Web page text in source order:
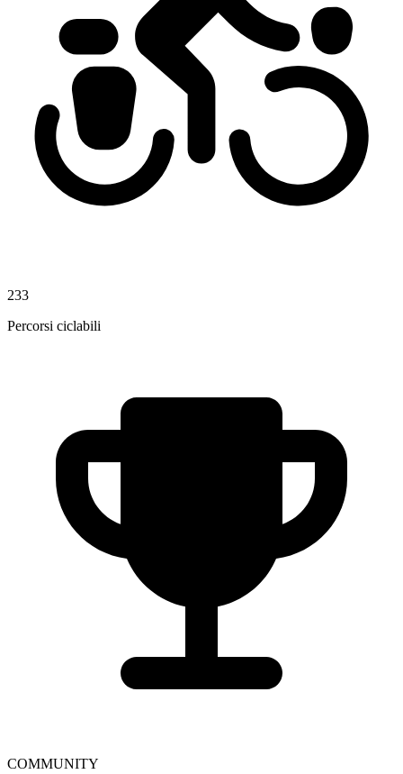
233
Percorsi ciclabili
COMMUNITY